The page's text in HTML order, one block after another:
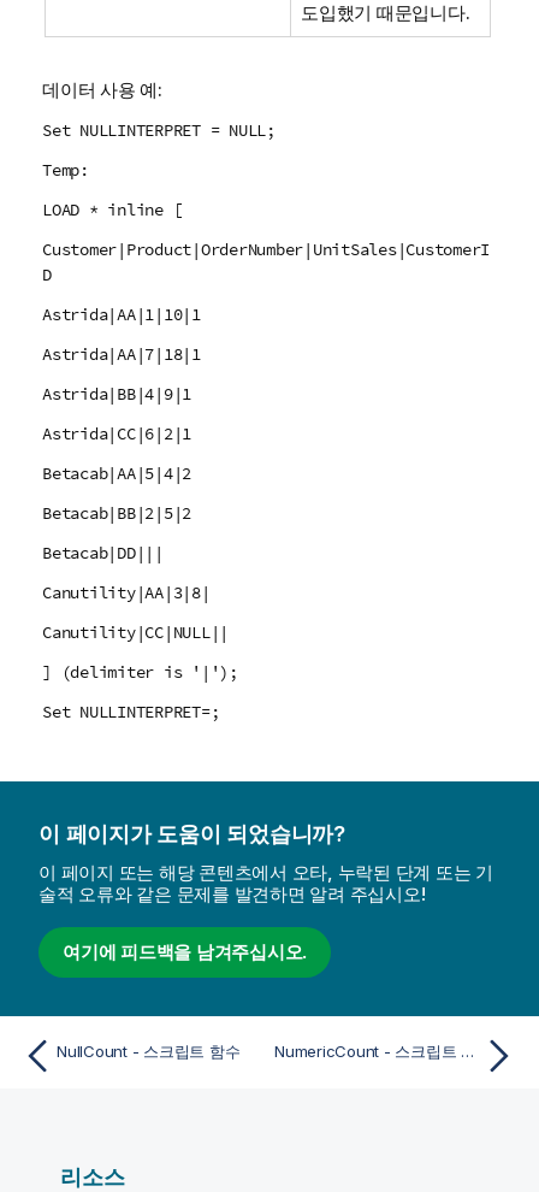
도입했기 때문입니다.
데이터 사용 예:
Set NULLINTERPRET = NULL;
Temp:
LOAD * inline [
Customer|Product|OrderNumber|UnitSales|CustomerI
D
Astrida|AA|1|10|1
Astrida|AA|7|18|1
Astrida|BB|4|9|1
Astrida|CC|6|2|1
Betacab|AA|5|4|2
Betacab|BB|2|5|2
Betacab|DD|||
Canutility|AA|3|8|
Canutility|CC|NULL||
] (delimiter is '|');
Set NULLINTERPRET=;
이 페이지가 도움이 되었습니까?
이 페이지 또는 해당 콘텐츠에서 오타, 누락된 단계 또는 기
술적 오류와 같은 문제를 발견하면 알려 주십시오!
여기에 피드백을 남겨주십시오.
NullCount - 스크립트 함수 NumericCount - 스크립트 함수
리소스